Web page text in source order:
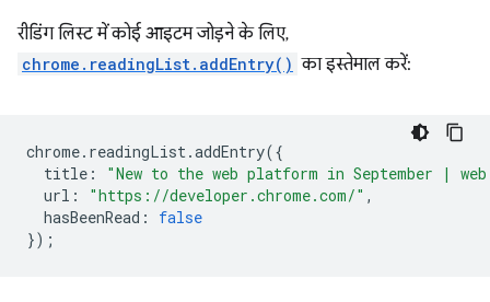
रीडिंग लिस्ट में कोई आइटम जोड़ने के लिए,
chrome.readingList.addEntry() का इस्तेमाल करें:
chrome. readingList .addEntry({
title :
"New to the web platform in September |
url : "https://developer.chrome.com/" ,
hasBeenRead :
false
});